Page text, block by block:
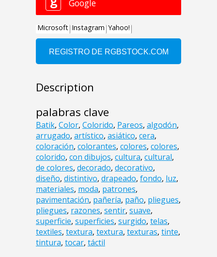
Description
palabras clave
Batik, Color, Colorido, Pareos, algodón,
arrugado, artístico, asiático, cera,
coloración, colorantes, colores, colores,
colorido, con dibujos, cultura, cultural,
de colores, decorado, decorativo,
diseño, distintivo, drapeado, fondo, luz,
materiales, moda, patrones,
pavimentación, pañería, paño, pliegues,
pliegues, razones, sentir, suave,
superficie, superficies, surgido, telas,
textiles, textura, textura, texturas, tinte,
tintura, tocar, táctil